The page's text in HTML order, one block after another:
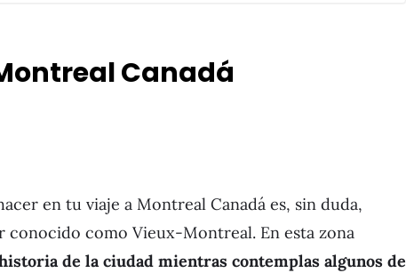
Canadá
en tu viaje a Montreal Canadá es, sin duda,
como Vieux-Montreal. En esta zona
de la ciudad mientras contemplas algunos de